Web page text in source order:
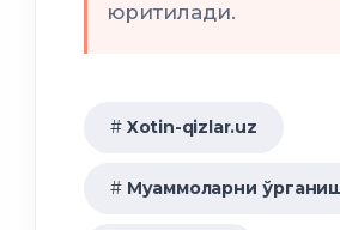
юритилади.
Xotin-qizlar.uz
Муаммоларни